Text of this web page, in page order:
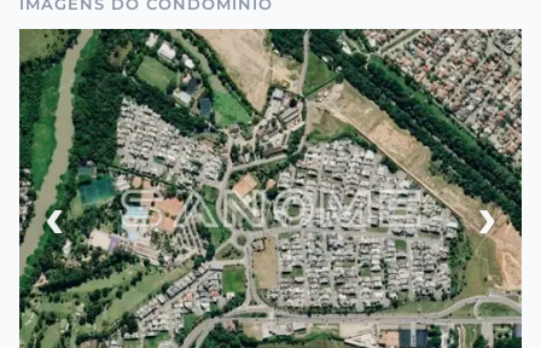
IMAGENS DO CONDOMÍNIO
‹ ›